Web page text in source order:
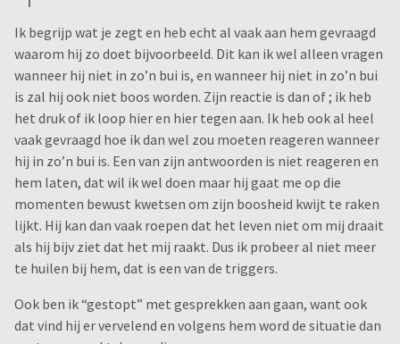
Ik begrijp wat je zegt en heb echt al vaak aan hem gevraagd
waarom hij zo doet bijvoorbeeld. Dit kan ik wel alleen vragen
wanneer hij niet in zo’n bui is, en wanneer hij niet in zo’n bui
is zal hij ook niet boos worden. Zijn reactie is dan of ; ik heb
het druk of ik loop hier en hier tegen aan. Ik heb ook al heel
vaak gevraagd hoe ik dan wel zou moeten reageren wanneer
hij in zo’n bui is. Een van zijn antwoorden is niet reageren en
hem laten, dat wil ik wel doen maar hij gaat me op die
momenten bewust kwetsen om zijn boosheid kwijt te raken
lijkt. Hij kan dan vaak roepen dat het leven niet om mij draait
als hij bijv ziet dat het mij raakt. Dus ik probeer al niet meer
te huilen bij hem, dat is een van de triggers.
Ook ben ik “gestopt” met gesprekken aan gaan, want ook
dat vind hij er vervelend en volgens hem word de situatie dan